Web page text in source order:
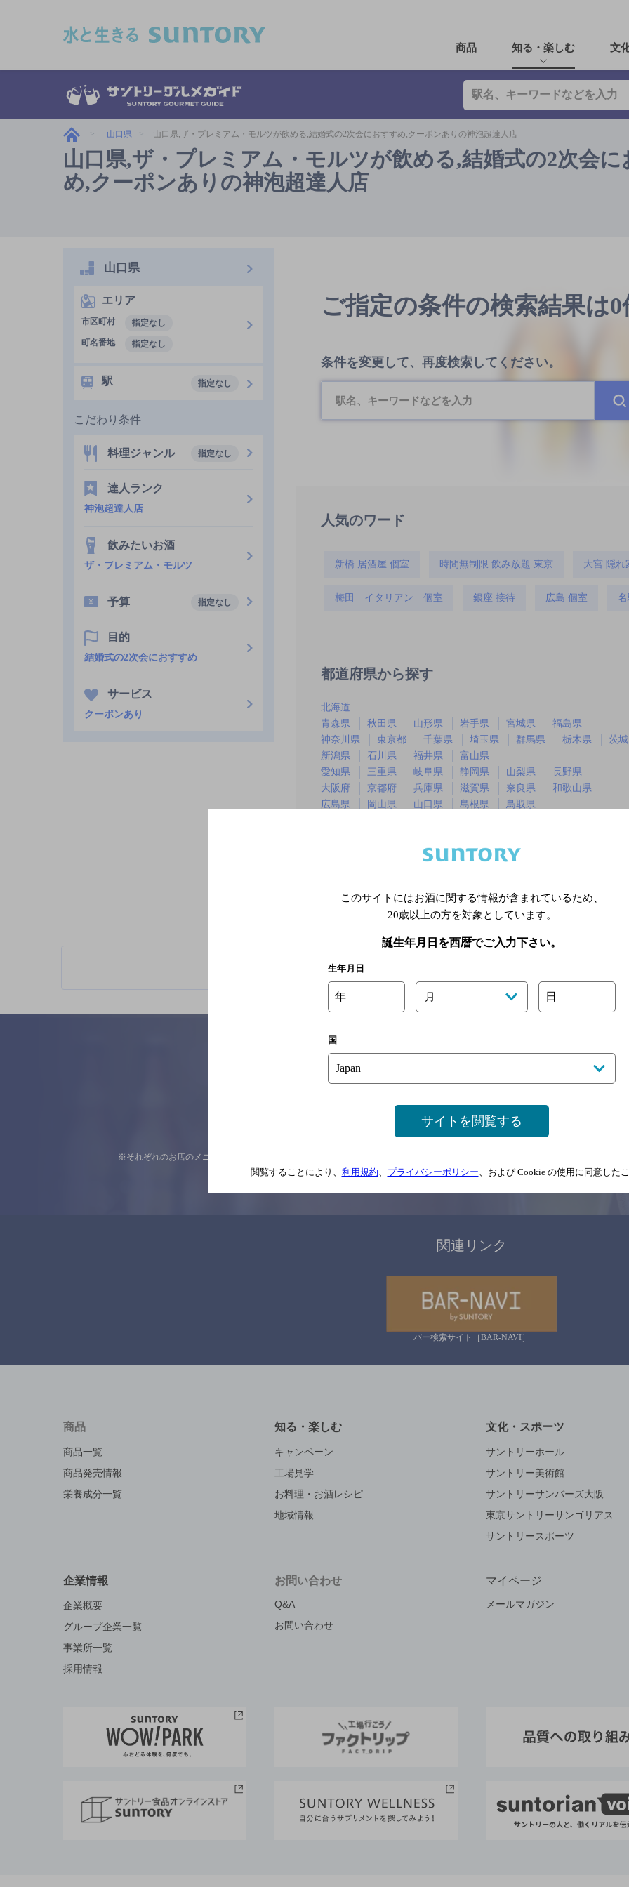
商品 知る・楽しむ 文
山口県 山口県,ザ・プレミアム・モルツが飲める,結婚式の2次会におすすめ,クーポンありの神泡超達人店
山口県,ザ・プレミアム・モルツが飲める,結婚式の2次会に
め,クーポンありの神泡超達人店
ご指定の条件の検索結果は0
条件を変更して、再度検索してください。
人気のワード
新橋 居酒屋 個室 時間無制限 飲み放題 東京 大宮 隠れ
梅田 イタリアン 個室 銀座 接待 広島 個室
都道府県から探す
北海道
青森県
秋田県 山形県 岩手県 宮城県
福島県
神奈川県
東京都 千葉県 埼玉県 群馬県 栃木県
茨
新潟県
石川県 福井県
富山県
愛知県
三重県 岐阜県 静岡県 山梨県
長野県
大阪府
京都府 兵庫県 滋賀県 奈良県
和歌山県
広島県
岡山県 山口県 島根県
鳥取県
※店舗によりハイボール取り扱い銘
山口県
エリア
市区町村
指定なし
町名番地
指定なし
駅 指定なし
こだわり条件
料理ジャンル 指定なし
達人ランク
神泡超達人店
飲みたいお酒
ザ・プレミアム・モルツ
予算 指定なし
目的
結婚式の2次会におすすめ
サービス
クーポンあり
ご意見・ご感想
※それぞれのお店のメニューや営業時間などの掲載情報については、 念のためお店にご確
関連リンク
バー検索サイト［BAR-NAVI］
商品
商品一覧
商品発売情報
栄養成分一覧
知る・楽しむ
キャンペーン
工場見学
お料理・お酒レシピ
地域情報
文化・スポーツ
サントリーホール
サントリー美術館
サントリーサンバーズ大阪
東京サントリーサンゴリアス
サントリースポーツ
企業情報
企業概要
グループ企業一覧
事業所一覧
採用情報
お問い合わせ
Q&A
お問い合わせ
マイページ
メールマガジン
このサイトにはお酒に関する情報が含まれているため、
20歳以上の方を対象としています。
誕生年月日を西暦でご入力下さい。
生年月日
年 月 日
国
サイトを閲覧する
閲覧することにより、 利用規約、 プライバシーポリシー、および Cookie の使用に同意した